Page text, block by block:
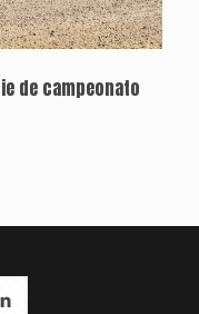
de campeonato